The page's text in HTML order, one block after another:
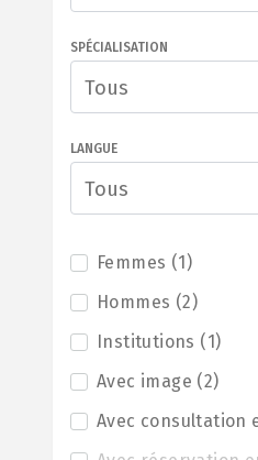
SPÉCIALISATION
Tous
LANGUE
Tous
Femmes (1)
Hommes (2)
Institutions (1)
Avec image (2)
Avec consultation